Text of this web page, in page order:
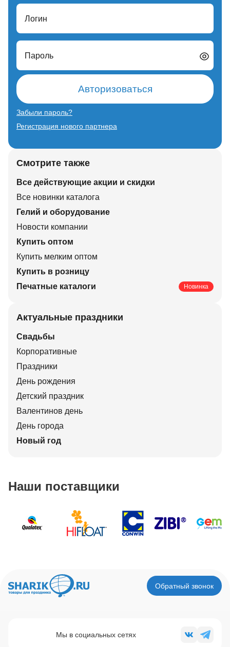
Логин
Пароль
Авторизоваться
Забыли пароль?
Регистрация нового партнера
Смотрите также
Все действующие акции и скидки
Все новинки каталога
Гелий и оборудование
Новости компании
Купить оптом
Купить мелким оптом
Купить в розницу
Печатные каталоги
Новинка
Актуальные праздники
Свадьбы
Корпоративные
Праздники
День рождения
Детский праздник
Валентинов день
День города
Новый год
Наши поставщики
Обратный звонок
Мы в социальных сетях